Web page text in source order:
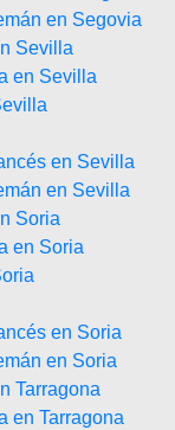
en Segovia
Sevilla
en Sevilla
en Sevilla
en Sevilla
Soria
en Soria
en Soria
en Soria
Tarragona
en Tarragona